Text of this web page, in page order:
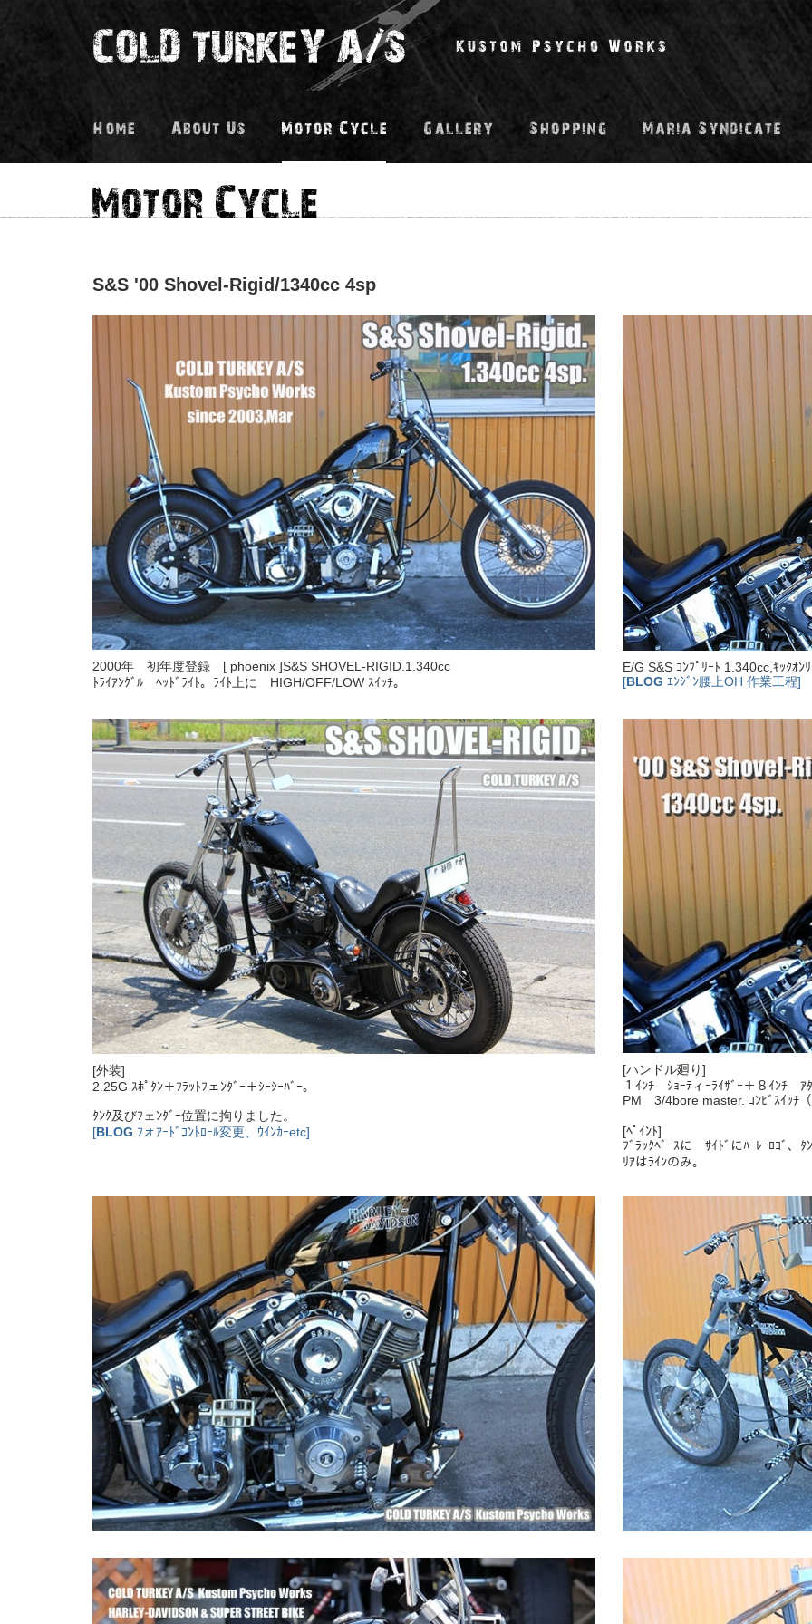
S&S '00 Shovel-Rigid/1340cc 4sp
2000年 初年度登録 [ phoenix ]S&S SHOVEL-RIGID.1.340cc
ﾄﾗｲｱﾝｸﾞﾙ ﾍｯﾄﾞﾗｲﾄ。ﾗｲﾄ上に HIGH/OFF/LOW ｽｲｯﾁ。
E/G S&S ｺﾝﾌﾟﾘｰﾄ 1.340cc,ｷｯｸｵﾝ
[BLOG ｴﾝｼﾞﾝ腰上OH 作業工程]
[外装]
2.25G ｽﾎﾟﾀﾝ＋ﾌﾗｯﾄﾌェﾝﾀﾞｰ＋ｼｰｼｰﾊﾞｰ。
ﾀﾝｸ及びﾌェﾝﾀﾞｰ位置に拘りました。
[BLOG ﾌォｱｰﾄﾞｺﾝﾄﾛｰﾙ変更、ｳｲﾝｶｰetc]
[ハンドル廻り]
１ｲﾝﾁ ｼｮｰﾃィｰﾗｲｻﾞｰ＋８ｲﾝﾁ ｱ
PM 3/4bore master. ｺﾝﾋﾞｽｲｯﾁ
[ﾍﾟｲﾝﾄ]
ﾌﾞﾗｯｸﾍﾞｰｽに ｻｲﾄﾞにﾊｰﾚｰﾛｺﾞ、ﾀ
ﾘｱはﾗｲﾝのみ。